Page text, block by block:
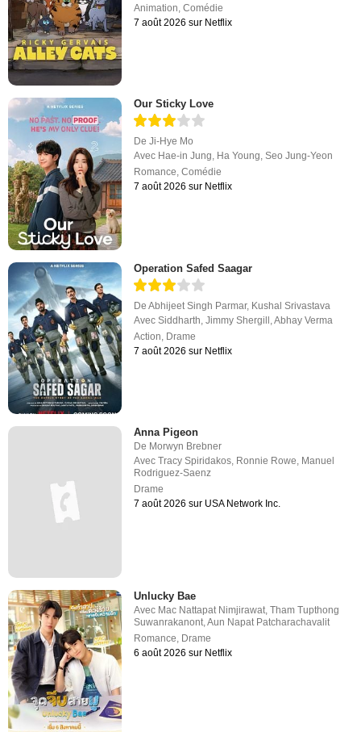
Animation,Comédie
7 août 2026 sur Netflix
Our Sticky Love
DeJi-Hye Mo
Avec Hae-in Jung, Ha Young,Seo Jung-Yeon
Romance,Comédie
7 août 2026 sur Netflix
Operation Safed Saagar
DeAbhijeet Singh Parmar, Kushal Srivastava
AvecSiddharth ,Jimmy Shergill ,Abhay Verma
Action Drame
7 août 2026 sur Netflix
Anna Pigeon
De Morwyn Brebner
AvecTracy Spiridakos, Ronnie Rowe, Manuel
Rodriguez-Saenz
Drame
7 août 2026 sur USA Network Inc.
Unlucky Bae
Avec Mac Nattapat Nimjirawat,Tham Tupthong
Suwanrakanont,Aun Napat Patcharachavalit
Romance, Drame
6 août 2026 sur Netflix